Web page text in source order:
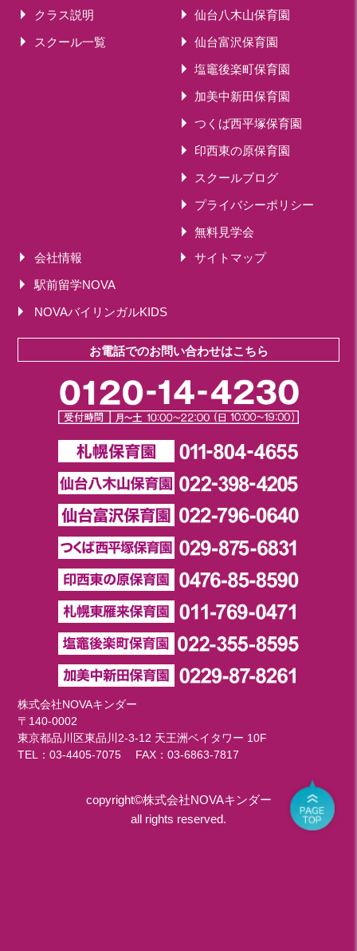
クラス説明
スクール一覧
仙台八木山保育園
仙台富沢保育園
塩竈後楽町保育園
加美中新田保育園
つくば西平塚保育園
印西東の原保育園
スクールブログ
プライバシーポリシー
無料見学会
会社情報
サイトマップ
駅前留学NOVA
NOVAバイリンガルKIDS
お電話でのお問い合わせはこちら
株式会社NOVAキンダー
〒140-0002
東京都品川区東品川2-3-12 天王洲ベイタワー 10F
TEL：03-4405-7075 FAX：03-6863-7817
copyright©株式会社NOVAキンダー
all rights reserved.